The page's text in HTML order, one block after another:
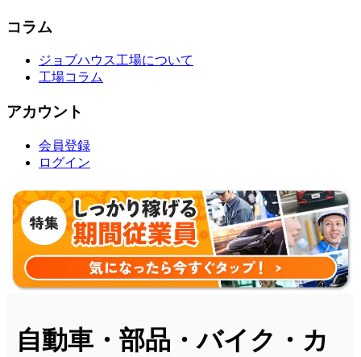
コラム
ジョブハウス工場について
工場コラム
アカウント
会員登録
ログイン
自動車・部品・バイク・カ